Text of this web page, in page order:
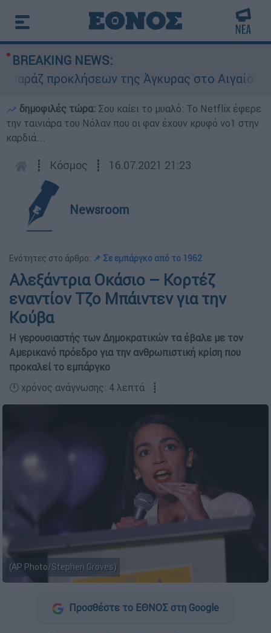
BREAKING NEWS:
προκλήσεων της Άγκυρας στο Αιγαίο:
δημοφιλές τώρα: Σου καίει το μυαλό: Το Netflix έφερε
την ταινιάρα του Νόλαν που οι φαν έχουν κρυφό νο1 στην
καρδιά...
┋ Κόσμος ┋ 16.07.2021 21:23
Newsroom
Ενότητες στο άρθρο: 📌 Σε εμπάργκο από το 1962
Αλεξάντρια Οκάσιο – Κορτέζ
εναντίον Τζο Μπάιντεν για την
Κούβα
Η γερουσιαστής των Δημοκρατικών τα έβαλε με τον
Αμερικανό πρόεδρο για την ανθρωπιστική κρίση που
προκαλεί το εμπάργκο
🕛 χρόνος ανάγνωσης: 4 λεπτά ┋
(AP Photo/Stephen Groves)
Προσθέστε το ΕΘΝΟΣ στη Google